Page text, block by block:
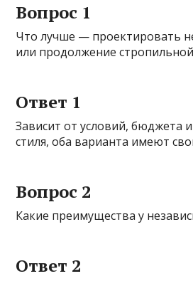
Вопрос 1
Что лучше — проектировать
или продолжение
Ответ 1
Зависит от условий, бюджета
стиля, оба варианта имеют
Вопрос 2
Какие преимущества у
Ответ 2